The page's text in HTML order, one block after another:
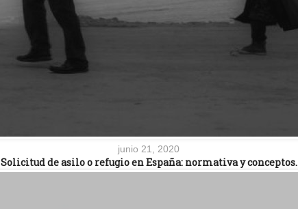
junio 21, 2020
Solicitud de asilo o refugio en España: normativa y conceptos.